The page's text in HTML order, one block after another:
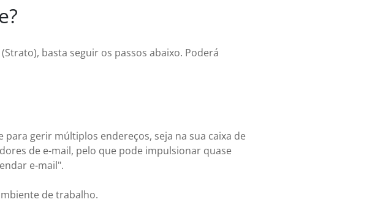
basta seguir os passos abaixo. Poderá
gerir múltiplos endereços, seja na sua caixa de
de e-mail, pelo que pode impulsionar quase
e-mail".
de trabalho.